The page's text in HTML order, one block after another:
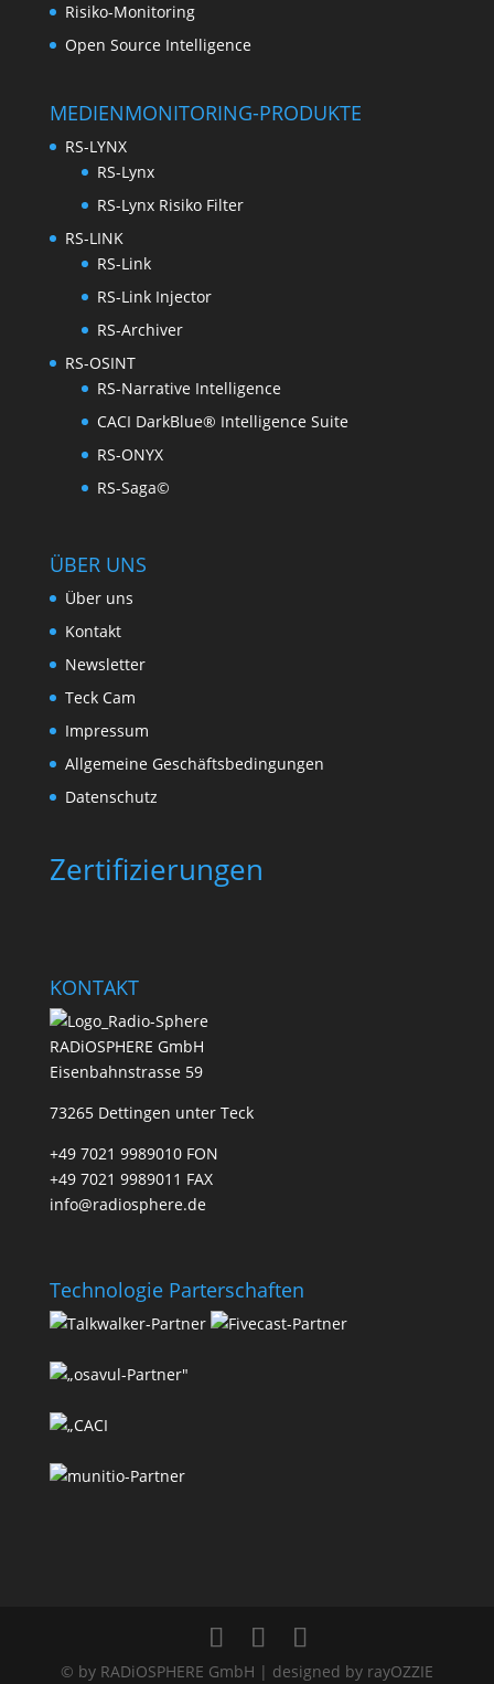
Risiko-Monitoring
Open Source Intelligence
MEDIENMONITORING-PRODUKTE
RS-LYNX
RS-Lynx
RS-Lynx Risiko Filter
RS-LINK
RS-Link
RS-Link Injector
RS-Archiver
RS-OSINT
RS-Narrative Intelligence
CACI DarkBlue® Intelligence Suite
RS-ONYX
RS-Saga©
ÜBER UNS
Über uns
Kontakt
Newsletter
Teck Cam
Impressum
Allgemeine Geschäftsbedingungen
Datenschutz
Zertifizierungen
KONTAKT
RADiOSPHERE GmbH
Eisenbahnstrasse 59
73265 Dettingen unter Teck
+49 7021 9989010 FON
+49 7021 9989011 FAX
info@radiosphere.de
Technologie Parterschaften
© by RADiOSPHERE GmbH | designed by rayOZZIE